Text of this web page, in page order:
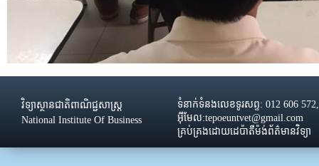
វិទ្យាស្ថានជាតិពាណិជ្ជសាស្រ្ដ
National Institute Of Business
ទំនាក់ទំនងលេខទូរសព្ទ: 012 606
អ៊ីមែល:tepoeuntvet@gmail.com
គ្រប់គ្រងដោយដេប៉ាតឺម៉ង់ព័ត៌មានវិទ្យា